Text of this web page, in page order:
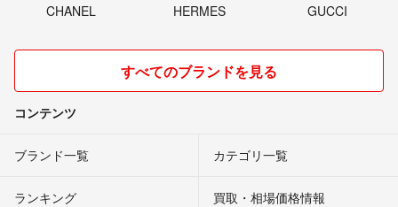
CHANEL HERMES GUCCI
すべてのブランドを見る
コンテンツ
ブランド一覧 カテゴリ一覧
ランキング 買取・相場価格情報